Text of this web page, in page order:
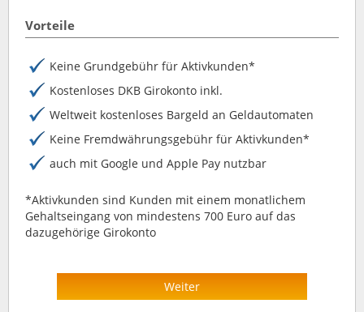
Vorteile
Keine Grundgebühr für Aktivkunden*
Kostenloses DKB Girokonto inkl.
Weltweit kostenloses Bargeld an Geldautomaten
Keine Fremdwährungsgebühr für Aktivkunden*
auch mit Google und Apple Pay nutzbar
*Aktivkunden sind Kunden mit einem monatlichem
Gehaltseingang von mindestens 700 Euro auf das
dazugehörige Girokonto
Weiter